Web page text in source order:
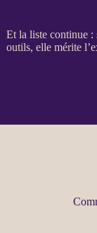
Et la liste continue :
outils, elle mérite